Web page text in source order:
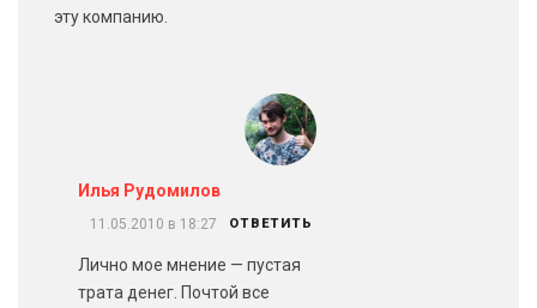
эту компанию.
Илья Рудомилов
11.05.2010 в 18:27 ОТВЕТИТЬ
Лично мое мнение — пустая
трата денег. Почтой все